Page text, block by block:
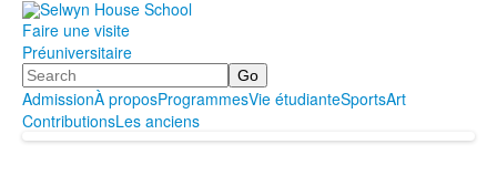
Faire une visite
Préuniversitaire
Search
AdmissionÀ proposProgrammesVie étudianteSportsArt
ContributionsLes anciens